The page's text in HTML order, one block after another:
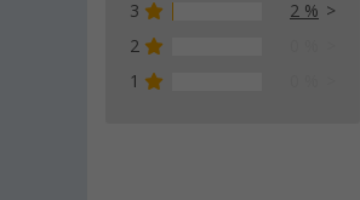
3
2 %
2
1